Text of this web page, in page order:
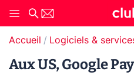
Accueil Logiciels &
Aux US, Google